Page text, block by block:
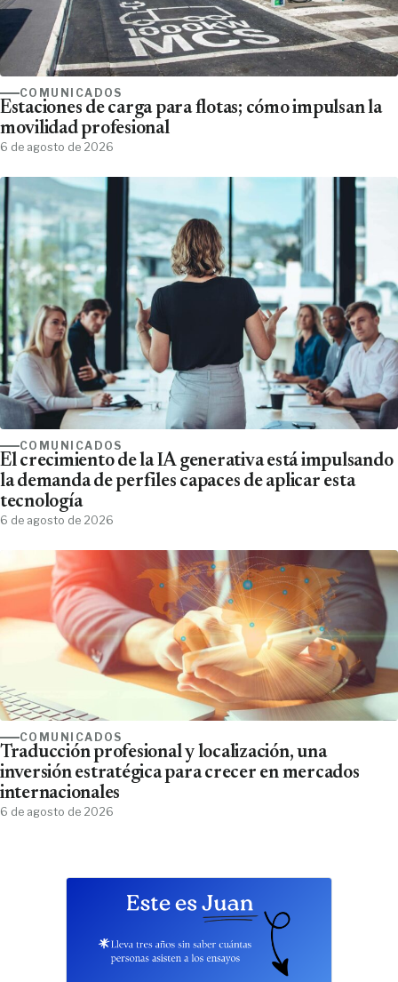
COMUNICADOS
Estaciones de carga para flotas; cómo impulsan la
movilidad profesional
6 de agosto de 2026
COMUNICADOS
El crecimiento de la IA generativa está impulsando
la demanda de perfiles capaces de aplicar esta
tecnología
6 de agosto de 2026
COMUNICADOS
Traducción profesional y localización, una
inversión estratégica para crecer en mercados
internacionales
6 de agosto de 2026